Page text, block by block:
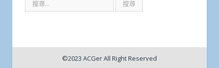
©2023 ACGer All Right Reserved